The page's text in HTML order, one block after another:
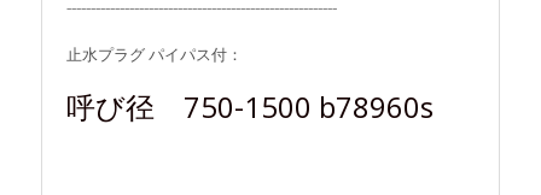
⁻⁻⁻⁻⁻⁻⁻⁻⁻⁻⁻⁻⁻⁻⁻⁻⁻⁻⁻⁻⁻⁻⁻⁻⁻⁻⁻⁻⁻⁻⁻⁻⁻⁻⁻⁻⁻⁻⁻⁻⁻⁻⁻⁻⁻⁻⁻⁻⁻⁻⁻⁻⁻⁻⁻⁻
止水プラグ パイパス付：
呼び径 750-1500 b78960s